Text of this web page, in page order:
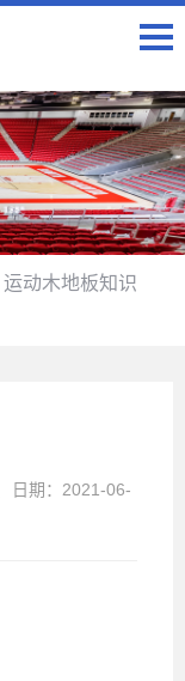
运动木地板知识
日期： 2021-06-